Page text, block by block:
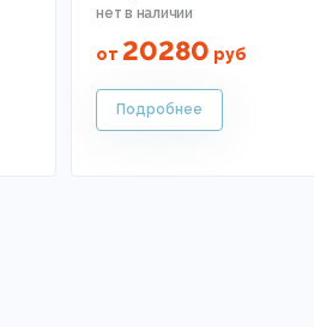
от 20280 руб